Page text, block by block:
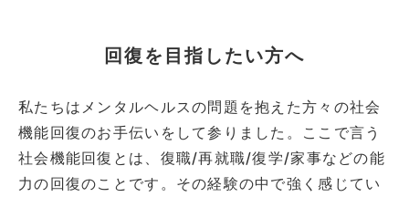
回復を目指したい方へ
私たちはメンタルヘルスの問題を抱えた方々の社会
機能回復のお手伝いをして参りました。ここで言う
社会機能回復とは、復職/再就職/復学/家事などの能
力の回復のことです。その経験の中で強く感じてい